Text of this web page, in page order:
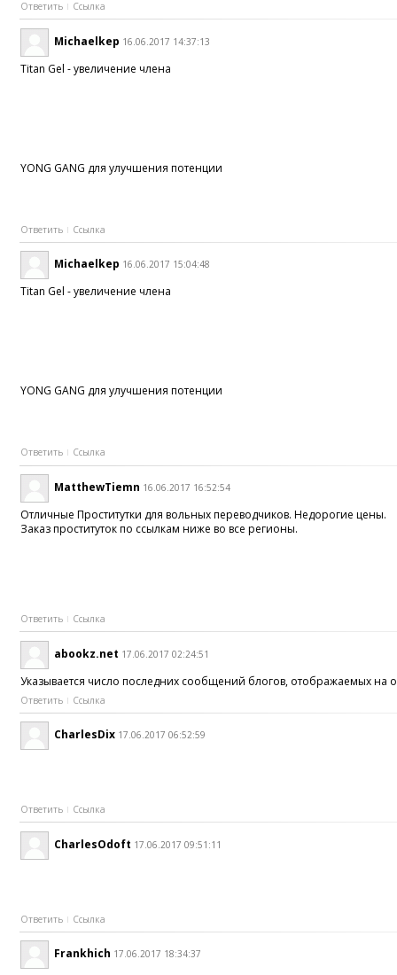
Ответить Ссылка
Michaelkep 16.06.2017 14:37:13
Titan Gel - увеличение члена
YONG GANG для улучшения потенции
Ответить Ссылка
Michaelkep 16.06.2017 15:04:48
Titan Gel - увеличение члена
YONG GANG для улучшения потенции
Ответить Ссылка
MatthewTiemn 16.06.2017 16:52:54
Отличные Проститутки для вольных переводчиков. Недорогие цены.
Заказ проституток по ссылкам ниже во все регионы.
Ответить Ссылка
abookz.net 17.06.2017 02:24:51
Указывается число последних сообщений блогов, отображаемых
Ответить Ссылка
CharlesDix 17.06.2017 06:52:59
Ответить Ссылка
CharlesOdoft 17.06.2017 09:51:11
Ответить Ссылка
Frankhich 17.06.2017 18:34:37